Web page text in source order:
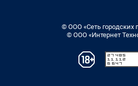
© ООО «Сеть городских
© ООО «Интернет